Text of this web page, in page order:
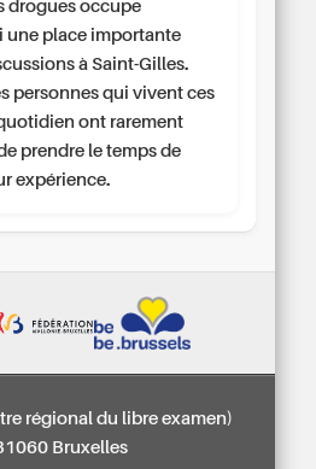
drogues occupe
une place importante
à Saint-Gilles.
personnes qui vivent ces
ont rarement
prendre le temps de
expérience.
régional du libre examen)
Bruxelles